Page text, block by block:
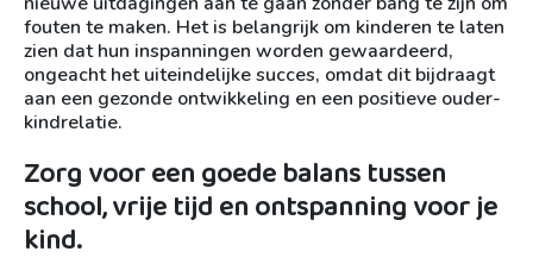
fouten te maken. Het is belangrijk om kinderen te laten
zien dat hun inspanningen worden gewaardeerd,
ongeacht het uiteindelijke succes, omdat dit bijdraagt
aan een gezonde ontwikkeling en een positieve ouder-
kindrelatie.
Zorg voor een goede balans tussen
school, vrije tijd en ontspanning voor je
kind.